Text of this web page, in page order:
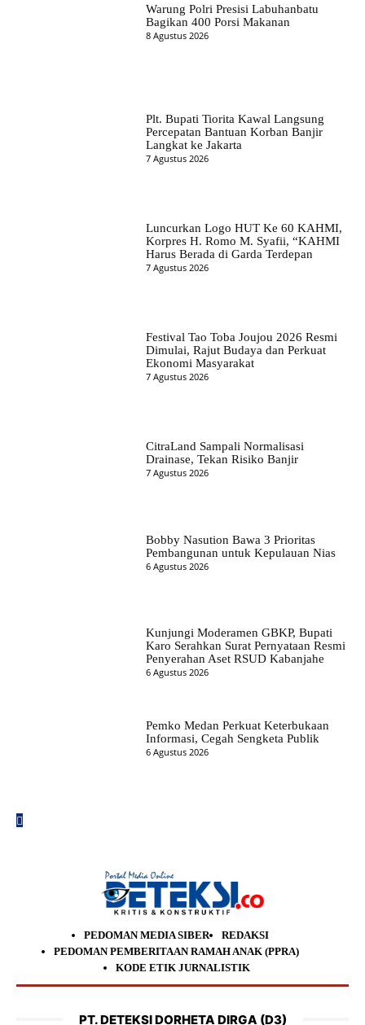
Warung Polri Presisi Labuhanbatu
Bagikan 400 Porsi Makanan
8 Agustus 2026
Plt. Bupati Tiorita Kawal Langsung
Percepatan Bantuan Korban Banjir
Langkat ke Jakarta
7 Agustus 2026
Luncurkan Logo HUT Ke 60 KAHMI,
Korpres H. Romo M. Syafii, “KAHMI
Harus Berada di Garda Terdepan
7 Agustus 2026
Festival Tao Toba Joujou 2026 Resmi
Dimulai, Rajut Budaya dan Perkuat
Ekonomi Masyarakat
7 Agustus 2026
CitraLand Sampali Normalisasi
Drainase, Tekan Risiko Banjir
7 Agustus 2026
Bobby Nasution Bawa 3 Prioritas
Pembangunan untuk Kepulauan Nias
6 Agustus 2026
Kunjungi Moderamen GBKP, Bupati
Karo Serahkan Surat Pernyataan Resmi
Penyerahan Aset RSUD Kabanjahe
6 Agustus 2026
Pemko Medan Perkuat Keterbukaan
Informasi, Cegah Sengketa Publik
6 Agustus 2026
PEDOMAN MEDIA SIBER
REDAKSI
PEDOMAN PEMBERITAAN RAMAH ANAK (PPRA)
KODE ETIK JURNALISTIK
PT. DETEKSI DORHETA DIRGA (D3)